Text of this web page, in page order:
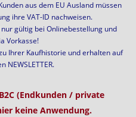
aus dem EU Ausland müssen
ihre VAT-ID nachweisen.
gültig bei Onlinebestellung und
Vorkasse!
Ihrer Kaufhistorie und erhalten auf
NEWSLETTER.
(Endkunden / private
keine Anwendung.